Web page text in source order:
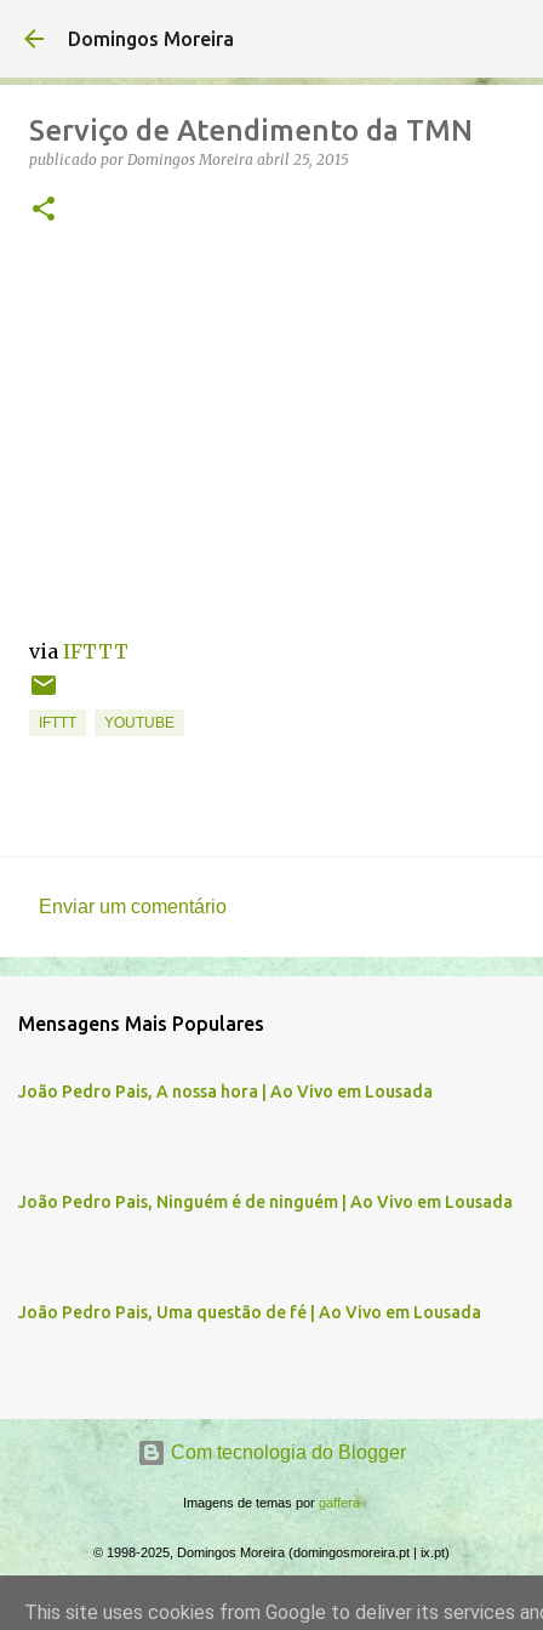
Avançar para o conteúdo principal
Domingos Moreira
Serviço de Atendimento da TMN
publicado por Domingos Moreira abril 25, 2015
via IFTTT
IFTTT YOUTUBE
e
t
i
Enviar um comentário
Mensagens Mais Populares
João Pedro Pais, A nossa hora | Ao Vivo em Lousada
João Pedro Pais, Ninguém é de ninguém | Ao Vivo em Lousada
João Pedro Pais, Uma questão de fé | Ao Vivo em Lousada
Com tecnologia do Blogger
Imagens de temas por gaffera
© 1998-2025, Domingos Moreira (domingosmoreira.pt | ix.pt)
This site uses cookies from Google to deliver its services